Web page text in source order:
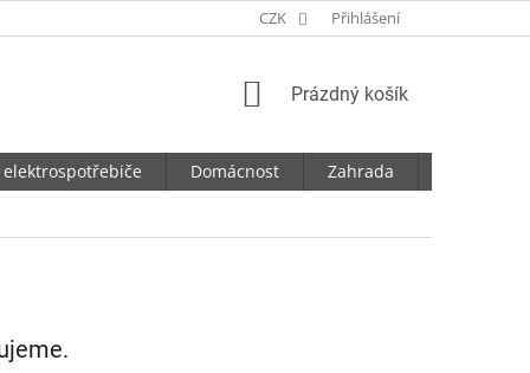
CZK Přihlášení
NÁKUPNÍ
Prázdný košík
elektrospotřebiče Domácnost Zahrada